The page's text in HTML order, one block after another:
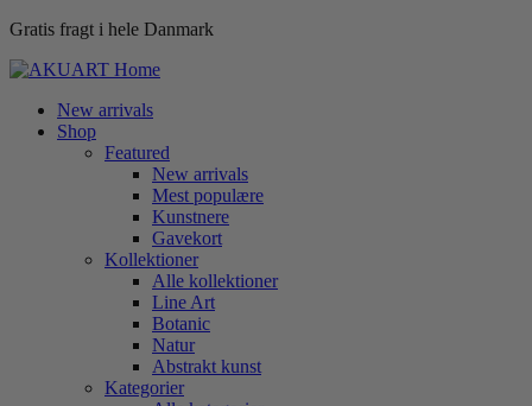
Gratis fragt i hele Danmark
New arrivals
Shop
Featured
New arrivals
Mest populære
Kunstnere
Gavekort
Kollektioner
Alle kollektioner
Line Art
Botanic
Natur
Abstrakt kunst
Kategorier